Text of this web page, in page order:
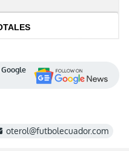
oterol@futbolecuador.com